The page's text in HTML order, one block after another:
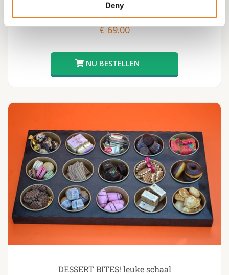
Deny
€ 69.00
DESSERT BITES! leuke schaal